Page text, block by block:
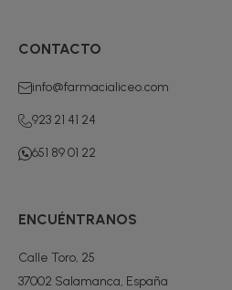
CONTACTO
info@farmacialiceo.com
923 21 41 24
651 89 01 22
ENCUÉNTRANOS
Calle Toro, 25
37002 Salamanca, España